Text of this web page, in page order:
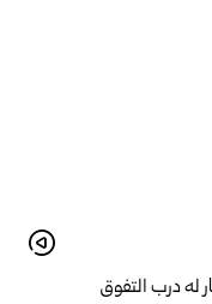
له درب التفوق